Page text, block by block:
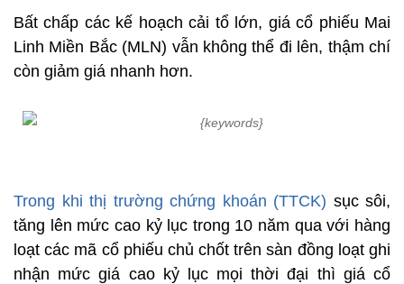
Bất chấp các kế hoạch cải tổ lớn, giá cổ phiếu Mai
Linh Miền Bắc (MLN) vẫn không thể đi lên, thậm chí
còn giảm giá nhanh hơn.
Trong khi thị trường chứng khoán (TTCK) sục sôi,
tăng lên mức cao kỷ lục trong 10 năm qua với hàng
loạt các mã cổ phiếu chủ chốt trên sàn đồng loạt ghi
nhận mức giá cao kỷ lục mọi thời đại thì giá cổ